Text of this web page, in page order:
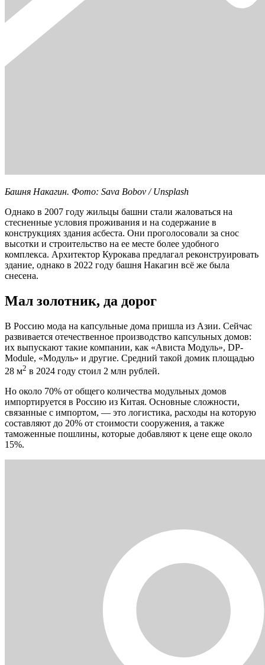
Башня Накагин. Фото: Sava Bobov / Unsplash
Однако в 2007 году жильцы башни стали жаловаться на
стесненные условия проживания и на содержание в
конструкциях здания асбеста. Они проголосовали за снос
высотки и строительство на ее месте более удобного
комплекса. Архитектор Курокава предлагал реконструировать
здание, однако в 2022 году башня Накагин всё же была
снесена.
Мал золотник, да дорог
В Россию мода на капсульные дома пришла из Азии. Сейчас
развивается отечественное производство капсульных домов:
их выпускают такие компании, как «Ависта Модуль», DP-
Module, «Модуль» и другие. Средний такой домик площадью
28 м2 в 2024 году стоил 2 млн рублей.
Но около 70% от общего количества модульных домов
импортируется в Россию из Китая. Основные сложности,
связанные с импортом, — это логистика, расходы на которую
составляют до 20% от стоимости сооружения, а также
таможенные пошлины, которые добавляют к цене еще около
15%.